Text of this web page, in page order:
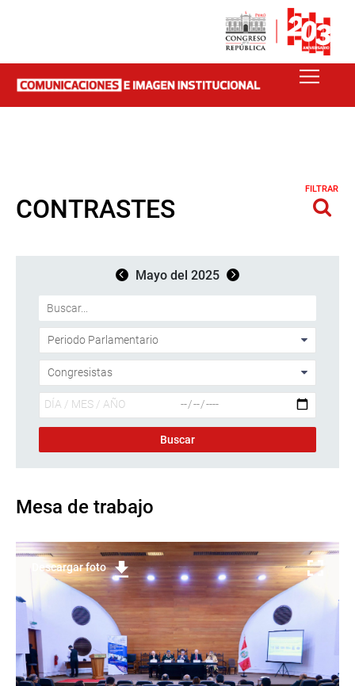
CONTRASTES
FILTRAR
Mayo del 2025
Mesa de trabajo
Descargar foto